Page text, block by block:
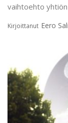
vaihtoehto yhtiön
Kirjoittanut Eero